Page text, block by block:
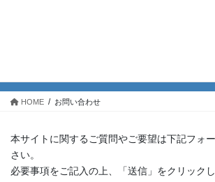
HOME お問い合わせ
本サイトに関するご質問やご要望は下記フォ
さい。
必要事項をご記入の上、「送信」をクリックし